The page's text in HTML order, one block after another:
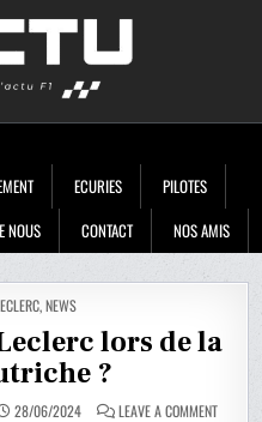
ECURIES
PILOTES
NOUS CONTACT NOS AMIS
,NEWS
lors de la
?
28/06/2024 LEAVE A COMMENTON